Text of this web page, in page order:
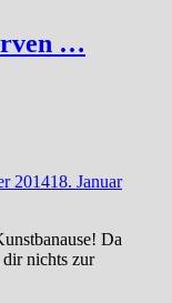
…
201418. Januar
Da
nichts zur